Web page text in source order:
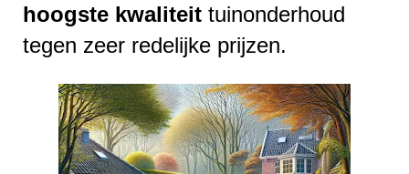
hoogste kwaliteit tuinonderhoud
tegen zeer redelijke prijzen.